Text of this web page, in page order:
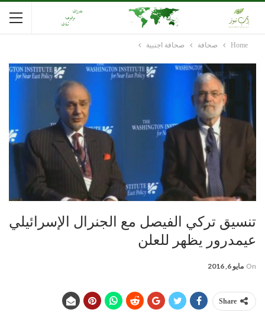
Home صحافة صحافة اجنبية
تنسيق تركي الفيصل مع الجنرال الإسرائيلي
عيمدرور يظهر للعلن
On مايو 6, 2016
Share